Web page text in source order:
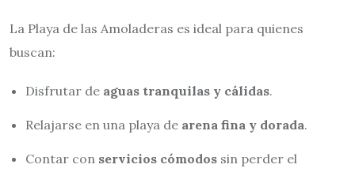
La Playa de las Amoladeras es ideal para quienes
buscan:
Disfrutar de aguas tranquilas y cálidas.
Relajarse en una playa de arena fina y dorada.
Contar con servicios cómodos sin perder el